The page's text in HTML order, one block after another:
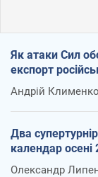
Як атаки Сил
експорт
Андрій Клименко
Два
календар осені
Олександр